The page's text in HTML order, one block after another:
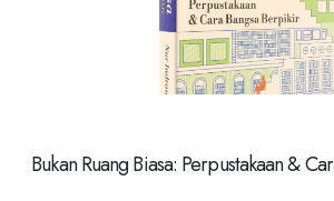
Bukan Ruang Biasa: Perpustakaan &